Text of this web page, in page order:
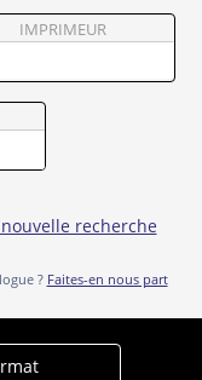
IMPRIMEUR
recherche
? Faites-en nous part